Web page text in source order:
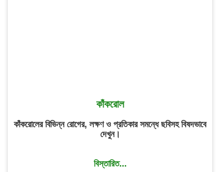
কাঁকরোল
কাঁকরোলের বিভিন্ন রোগের, লক্ষণ ও প্রতিকার সমন্ধে ছবিসহ বিষদভাবে
দেখুন।
বিস্তারিত...